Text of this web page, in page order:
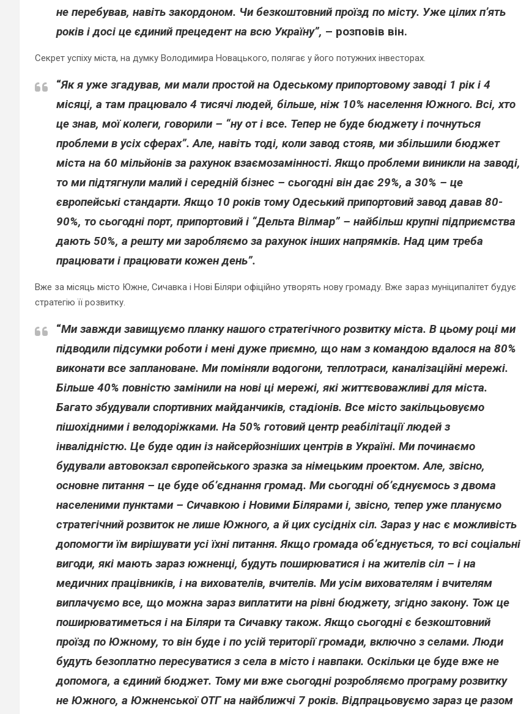
не перебував, навіть закордоном. Чи безкоштовний проїзд по місту. Уже цілих п’ять
років і досі це єдиний прецедент на всю Україну”, – розповів він.
Секрет успіху міста, на думку Володимира Новацького, полягає у його потужних інвесторах.
“Як я уже згадував, ми мали простой на Одеському припортовому заводі 1 рік і 4
місяці, а там працювало 4 тисячі людей, більше, ніж 10% населення Южного. Всі, хто
це знав, мої колеги, говорили – “ну от і все. Тепер не буде бюджету і почнуться
проблеми в усіх сферах”. Але, навіть тоді, коли завод стояв, ми збільшили бюджет
міста на 60 мільйонів за рахунок взаємозамінності. Якщо проблеми виникли на заводі,
то ми підтягнули малий і середній бізнес – сьогодні він дає 29%, а 30% – це
європейські стандарти. Якщо 10 років тому Одеський припортовий завод давав 80-
90%, то сьогодні порт, припортовий і “Дельта Вілмар” – найбільш крупні підприємства
дають 50%, а решту ми заробляємо за рахунок інших напрямків. Над цим треба
працювати і працювати кожен день”.
Вже за місяць місто Южне, Сичавка і Нові Біляри офіційно утворять нову громаду. Вже зараз муніципалітет будує
стратегію її розвитку.
“Ми завжди завищуємо планку нашого стратегічного розвитку міста. В цьому році ми
підводили підсумки роботи і мені дуже приємно, що нам з командою вдалося на 80%
виконати все заплановане. Ми поміняли водогони, теплотраси, каналізаційні мережі.
Більше 40% повністю замінили на нові ці мережі, які життєвоважливі для міста.
Багато збудували спортивних майданчиків, стадіонів. Все місто закільцьовуємо
пішохідними і велодоріжками. На 50% готовий центр реабілітації людей з
інвалідністю. Це буде один із найсерйозніших центрів в Україні. Ми починаємо
будували автовокзал європейського зразка за німецьким проектом. Але, звісно,
основне питання – це буде об’єднання громад. Ми сьогодні об’єднуємось з двома
населеними пунктами – Сичавкою і Новими Білярами і, звісно, тепер уже плануємо
стратегічний розвиток не лише Южного, а й цих сусідніх сіл. Зараз у нас є можливість
допомогти їм вирішувати усі їхні питання. Якщо громада об’єднується, то всі соціальні
вигоди, які мають зараз южненці, будуть поширюватися і на жителів сіл – і на
медичних працівників, і на вихователів, вчителів. Ми усім вихователям і вчителям
виплачуємо все, що можна зараз виплатити на рівні бюджету, згідно закону. Тож це
поширюватиметься і на Біляри та Сичавку також. Якщо сьогодні є безкоштовний
проїзд по Южному, то він буде і по усій території громади, включно з селами. Люди
будуть безоплатно пересуватися з села в місто і навпаки. Оскільки це буде вже не
допомога, а єдиний бюджет. Тому ми вже сьогодні розробляємо програму розвитку
не Южного, а Южненської ОТГ на найближчі 7 років. Відпрацьовуємо зараз це разом